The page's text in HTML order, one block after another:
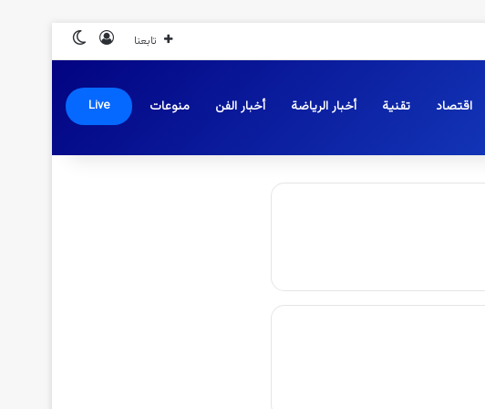
تابعنا تسجيل الدخول
اقتصاد تقنية أخبار الرياضة أخبار الفن منوعات Live